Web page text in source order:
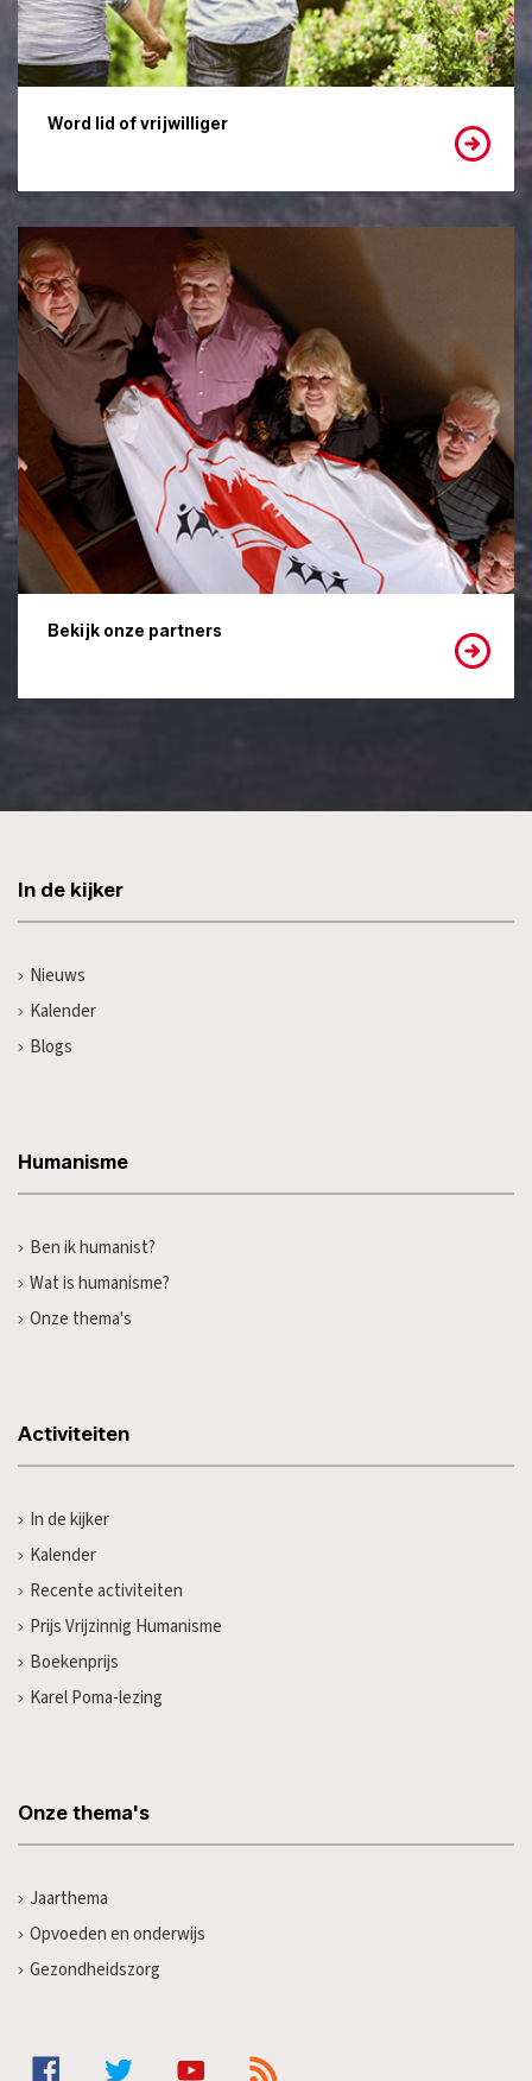
Word lid of vrijwilliger
Bekijk onze partners
In de kijker
Nieuws
Kalender
Blogs
Humanisme
Ben ik humanist?
Wat is humanisme?
Onze thema's
Activiteiten
In de kijker
Kalender
Recente activiteiten
Prijs Vrijzinnig Humanisme
Boekenprijs
Karel Poma-lezing
Onze thema's
Jaarthema
Opvoeden en onderwijs
Gezondheidszorg